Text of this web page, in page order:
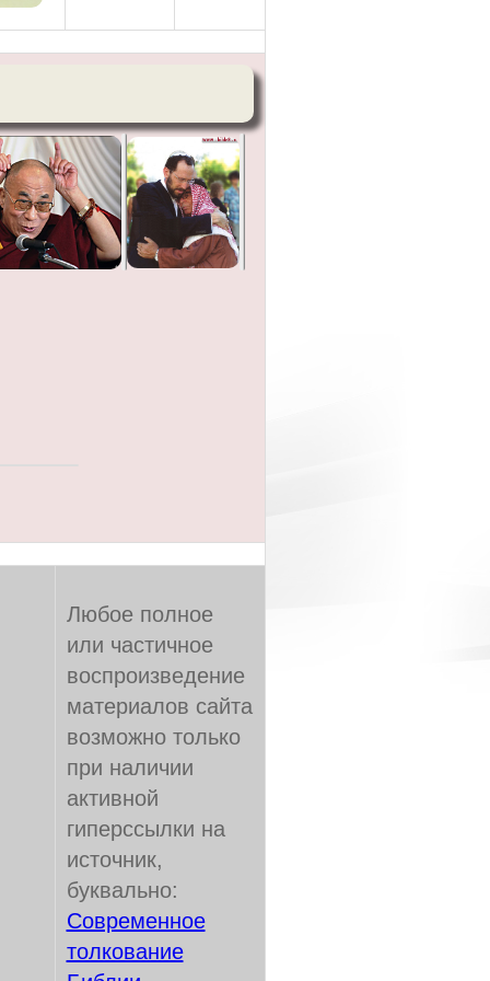
Любое полное
или частичное
воспроизведение
материалов сайта
возможно только
при наличии
активной
гиперссылки на
источник,
буквально:
Современное
толкование